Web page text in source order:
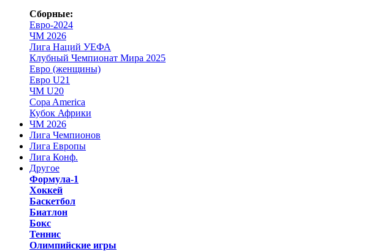
Сборные:
Евро-2024
ЧМ 2026
Лига Наций УЕФА
Клубный Чемпионат Мира 2025
Евро (женщины)
Евро U21
ЧМ U20
Copa America
Кубок Африки
ЧМ 2026
Лига Чемпионов
Лига Европы
Лига Конф.
Другое
Формула-1
Хоккей
Баскетбол
Биатлон
Бокс
Теннис
Олимпийские игры